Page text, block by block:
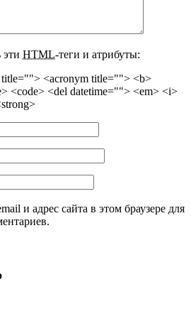
HTML-теги и атрибуты:
<acronym title=""> <b>
<code> <del datetime=""> <em> <i>
и адрес сайта в этом браузере для